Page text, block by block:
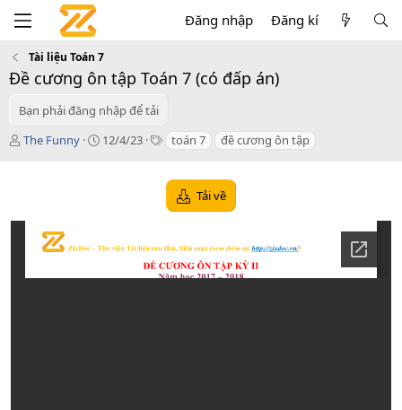
Đăng nhập Đăng kí
Tài liệu Toán 7
Đề cương ôn tập Toán 7 (có đấp án)
Bạn phải đăng nhập để tải
T
ả
The Funny
C
n
12/4/23
T
s
toán 7 đề cương ôn tập
Tải về